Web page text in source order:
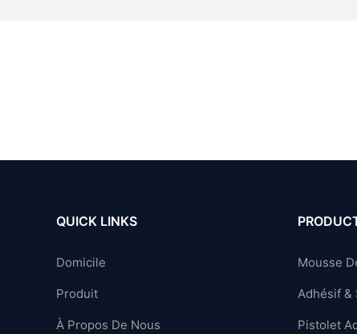
QUICK LINKS
Domicile
Produit
À Propos De Nous
Mousse
Adhésif &
Pistolet